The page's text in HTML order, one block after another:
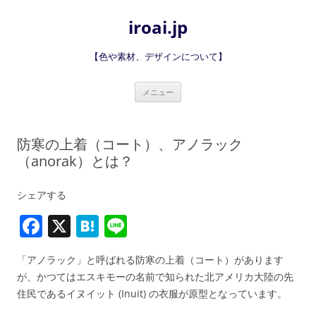
iroai.jp
【色や素材、デザインについて】
メニュー
ス
キ
防寒の上着（コート）、アノラック
（anorak）とは？
シェアする
F
a
c
e
X H
at
e
n
n
e
「アノラック」と呼ばれる防寒の上着（コート）があります
が、かつてはエスキモーの名前で知られた北アメリカ大陸の先
住民であるイヌイット (Inuit) の衣服が原型となっています。